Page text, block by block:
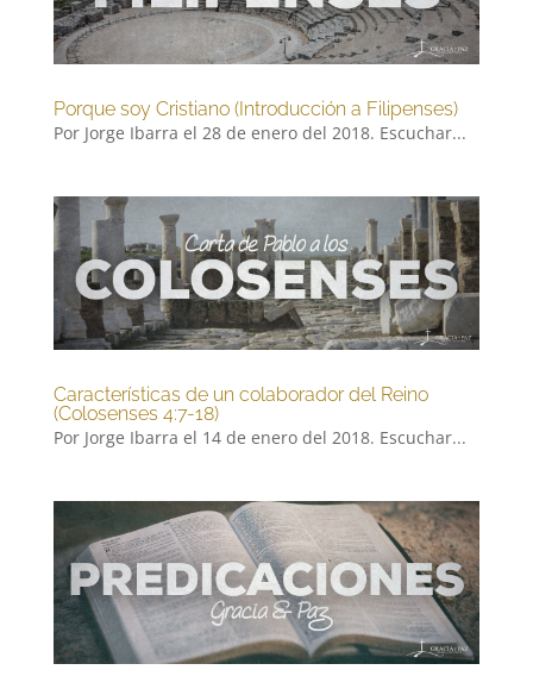
Porque soy Cristiano (Introducción a Filipenses)
Por Jorge Ibarra el 28 de enero del 2018. Escuchar...
Características de un colaborador del Reino
(Colosenses 4:7-18)
Por Jorge Ibarra el 14 de enero del 2018. Escuchar...